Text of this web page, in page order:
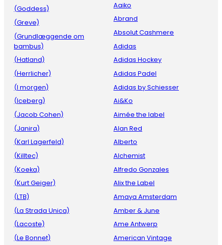
(Goddess)
(Greve)
(Grundlæggende om
bambus)
(Hatland)
(Herrlicher)
(I morgen)
(Iceberg)
(Jacob Cohen)
(Janira)
(Karl Lagerfeld)
(Killtec)
(Koeka)
(Kurt Geiger)
(LTB)
(La Strada Unica)
(Lacoste)
(Le Bonnet)
Aaiko
Abrand
Absolut Cashmere
Adidas
Adidas Hockey
Adidas Padel
Adidas by Schiesser
Ai&Ko
Aimée the label
Alan Red
Alberto
Alchemist
Alfredo Gonzales
Alix the Label
Amaya Amsterdam
Amber & June
Ame Antwerp
American Vintage